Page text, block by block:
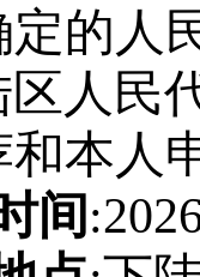
的人
区人民
和本人
间